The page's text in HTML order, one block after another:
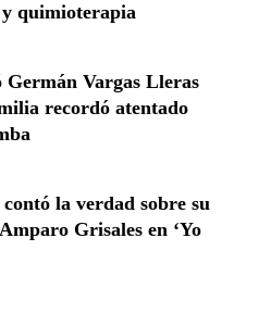
quimioterapia
Germán Vargas Lleras
recordó atentado
la verdad sobre su
Grisales en ‘Yo